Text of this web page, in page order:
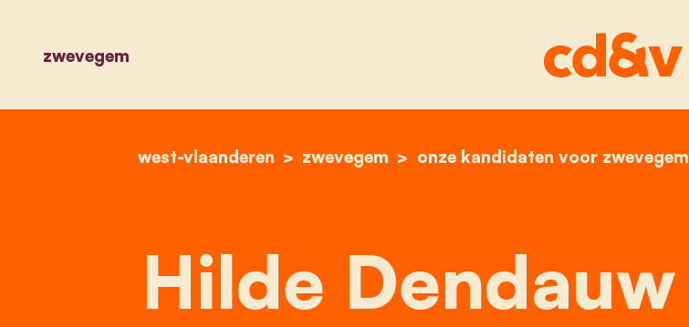
zwevegem
home
west-vlaanderen zwevegem onze kandidaten voor zwevegem
hilde dendauw
Hilde Dendauw